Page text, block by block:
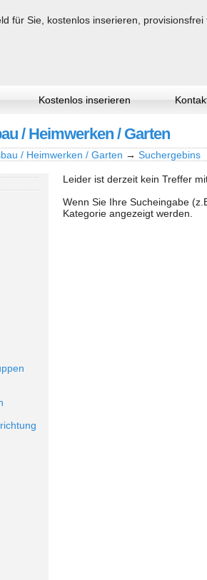
Kostenlos inserieren
/ Heimwerken / Garten
/ Heimwerken / Garten → Suchergebins
Leider ist derzeit kein Treffer
Wenn Sie Ihre Sucheingabe
Kategorie angezeigt werden.